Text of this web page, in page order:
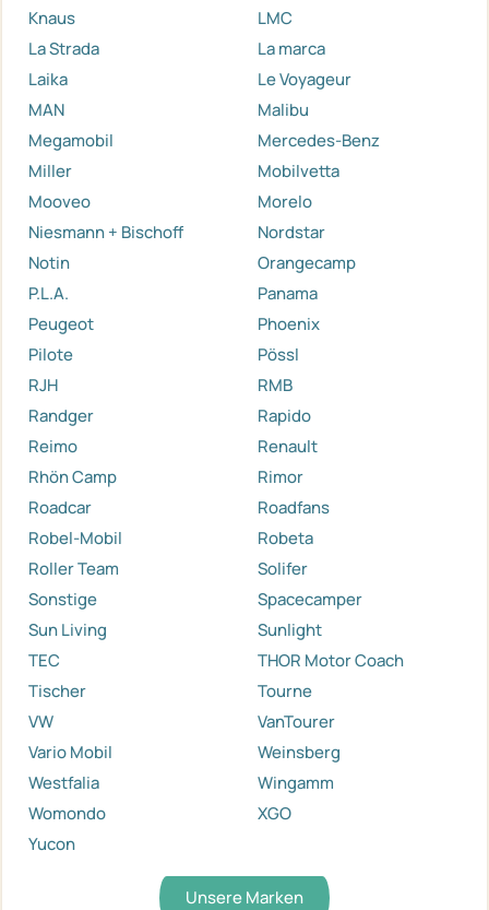
Knaus
LMC
La Strada
La marca
Laika
Le Voyageur
MAN
Malibu
Megamobil
Mercedes-Benz
Miller
Mobilvetta
Mooveo
Morelo
Niesmann + Bischoff
Nordstar
Notin
Orangecamp
P.L.A.
Panama
Peugeot
Phoenix
Pilote
Pössl
RJH
RMB
Randger
Rapido
Reimo
Renault
Rhön Camp
Rimor
Roadcar
Roadfans
Robel-Mobil
Robeta
Roller Team
Solifer
Sonstige
Spacecamper
Sun Living
Sunlight
TEC
THOR Motor Coach
Tischer
Tourne
VW
VanTourer
Vario Mobil
Weinsberg
Westfalia
Wingamm
Womondo
XGO
Yucon
Unsere Marken